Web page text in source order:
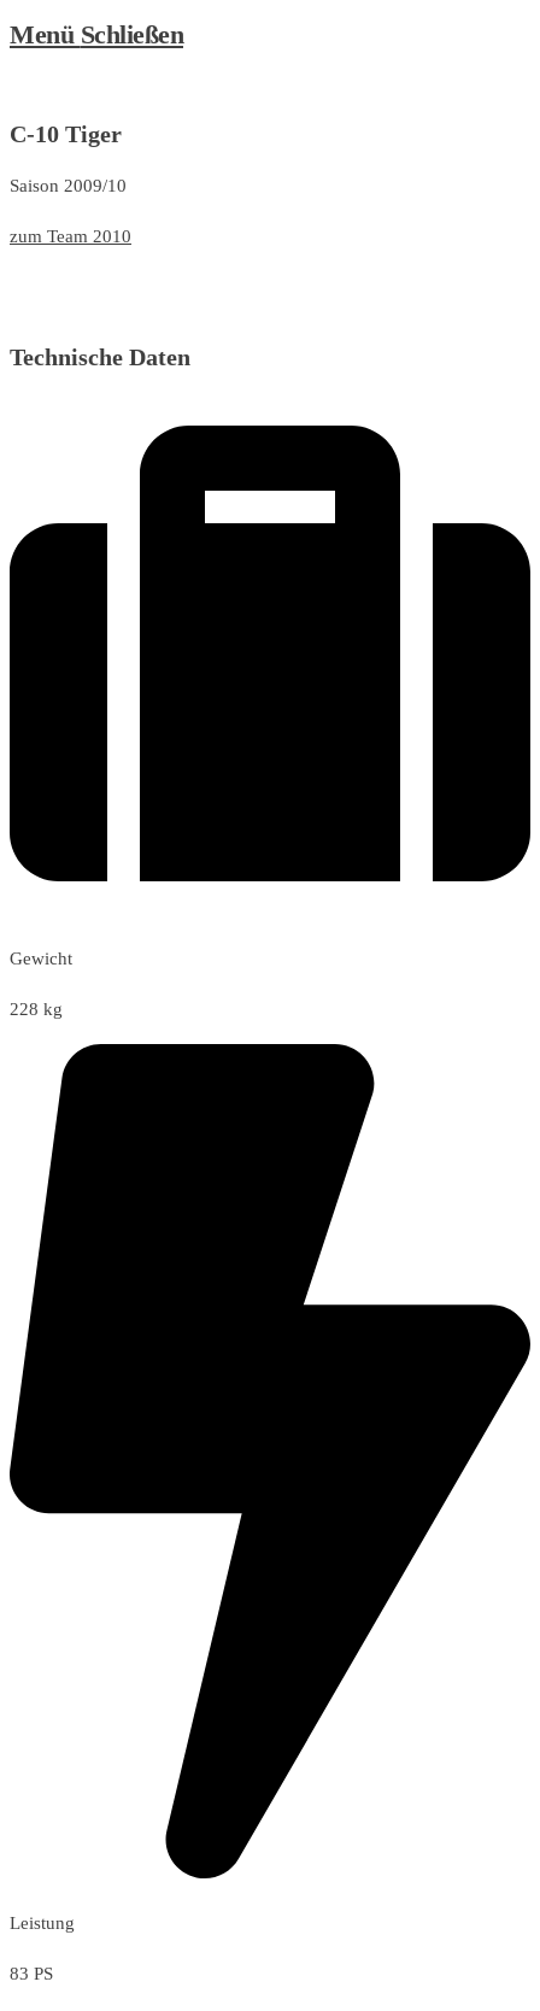
Menü Schließen
C-10 Tiger
Saison 2009/10
zum Team 2010
Technische Daten
Gewicht
228 kg
Leistung
83 PS